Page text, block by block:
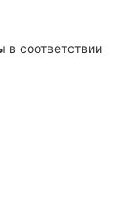
в соответствии